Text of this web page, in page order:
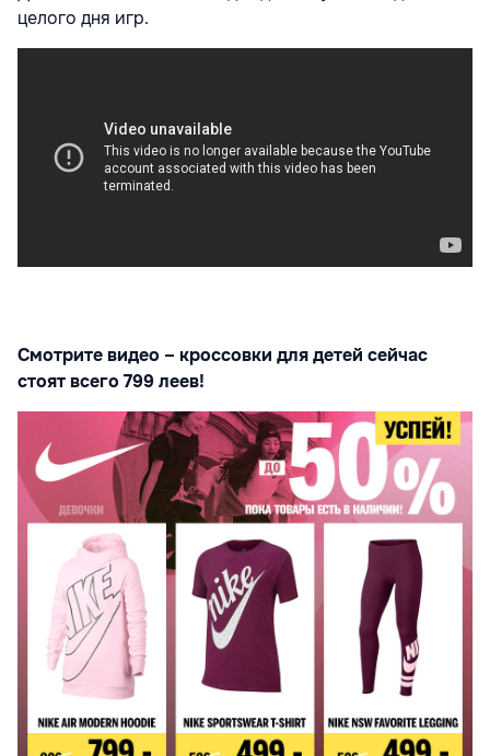
целого дня игр.
Смотрите видео – кроссовки для детей сейчас
стоят всего 799 леев!